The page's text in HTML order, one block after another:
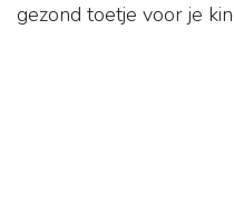
gezond toetje voor je